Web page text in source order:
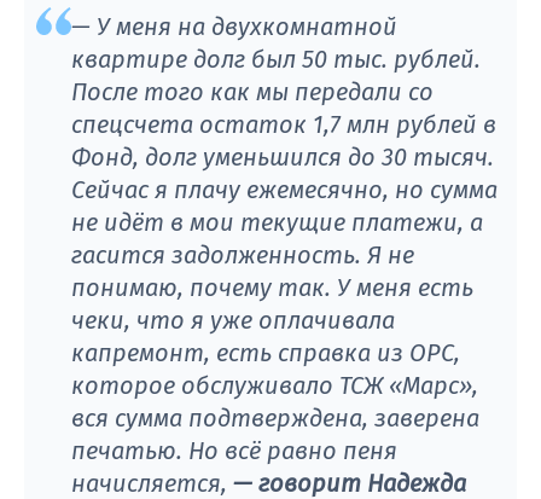
— У меня на двухкомнатной
квартире долг был 50 тыс. рублей.
После того как мы передали со
спецсчета остаток 1,7 млн рублей в
Фонд, долг уменьшился до 30 тысяч.
Сейчас я плачу ежемесячно, но сумма
не идёт в мои текущие платежи, а
гасится задолженность. Я не
понимаю, почему так. У меня есть
чеки, что я уже оплачивала
капремонт, есть справка из ОРС,
которое обслуживало ТСЖ «Марс»,
вся сумма подтверждена, заверена
печатью. Но всё равно пеня
начисляется, — говорит Надежда